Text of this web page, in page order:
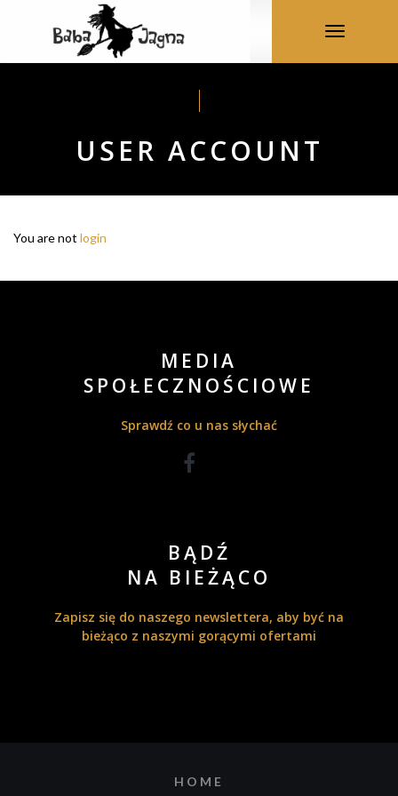
Toggle
USER ACCOUNT
You are not login
MEDIA
SPOŁECZNOŚCIOWE
Sprawdź co u nas słychać
BĄDŹ
NA BIEŻĄCO
Zapisz się do naszego newslettera, aby być na
bieżąco z naszymi gorącymi ofertami
HOME